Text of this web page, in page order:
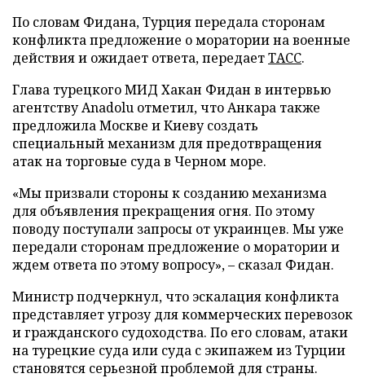
По словам Фидана, Турция передала сторонам
конфликта предложение о моратории на военные
действия и ожидает ответа, передаетТАСС.
Глава турецкого МИД Хакан Фидан в интервью
агентству Anadolu отметил, что Анкара также
предложила Москве и Киеву создать
специальный механизм для предотвращения
атак на торговые суда в Черном море.
«Мы призвали стороны к созданию механизма
для объявления прекращения огня. По этому
поводу поступали запросы от украинцев. Мы уже
передали сторонам предложение о моратории и
ждем ответа по этому вопросу», – сказал Фидан.
Министр подчеркнул, что эскалация конфликта
представляет угрозу для коммерческих перевозок
и гражданского судоходства. По его словам, атаки
на турецкие суда или суда с экипажем из Турции
становятся серьезной проблемой для страны.